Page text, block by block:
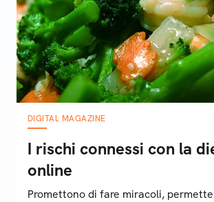
DIGITAL MAGAZINE
I rischi connessi con la
online
Promettono di fare miracoli,